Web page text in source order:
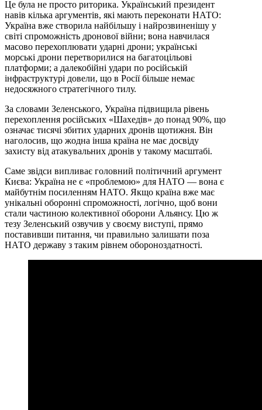
Це була не просто риторика. Український президент
навів кілька аргументів, які мають переконати НАТО:
Україна вже створила найбільшу і найрозвиненішу у
світі спроможність дронової війни; вона навчилася
масово перехоплювати ударні дрони; українські
морські дрони перетворилися на багатоцільові
платформи; а далекобійні удари по російській
інфраструктурі довели, що в Росії більше немає
недосяжного стратегічного тилу.
За словами Зеленського, Україна підвищила рівень
перехоплення російських «Шахедів» до понад 90%, що
означає тисячі збитих ударних дронів щотижня. Він
наголосив, що жодна інша країна не має досвіду
захисту від атакувальних дронів у такому масштабі.
Саме звідси випливає головний політичний аргумент
Києва: Україна не є «проблемою» для НАТО — вона є
майбутнім посиленням НАТО. Якщо країна вже має
унікальні оборонні спроможності, логічно, щоб вони
стали частиною колективної оборони Альянсу. Цю ж
тезу Зеленський озвучив у своєму виступі, прямо
поставивши питання, чи правильно залишати поза
НАТО державу з таким рівнем обороноздатності.